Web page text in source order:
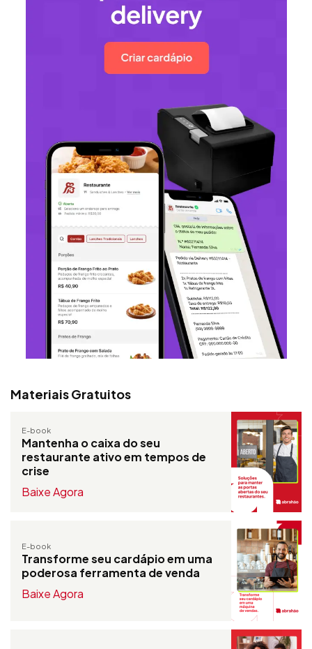
Materiais Gratuitos
E-book
Mantenha o caixa do seu
restaurante ativo em tempos de
crise
Baixe Agora
E-book
Transforme seu cardápio em uma
poderosa ferramenta de venda
Baixe Agora